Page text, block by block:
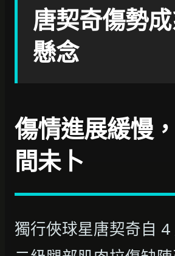
唐契奇傷勢
懸念
傷情進展緩慢
間未卜
獨行俠球星唐契奇自